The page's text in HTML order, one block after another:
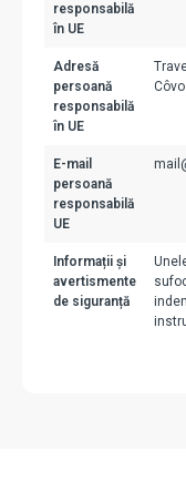
responsabilă
în UE
Adresă
persoană
responsabilă
în UE
E-mail
persoană
responsabilă
UE
Informații și
avertismente
de siguranță